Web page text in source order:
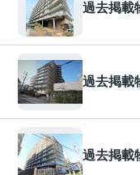
過去掲載
過去掲載
過去掲載